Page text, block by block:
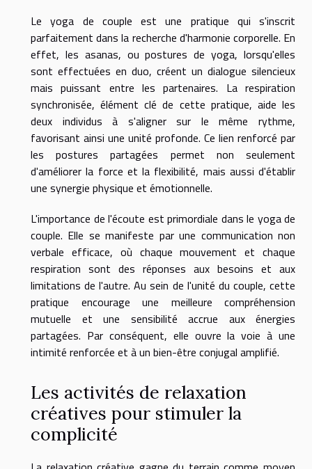
Le yoga de couple est une pratique qui s'inscrit
parfaitement dans la recherche d'harmonie corporelle. En
effet, les asanas, ou postures de yoga, lorsqu'elles
sont effectuées en duo, créent un dialogue silencieux
mais puissant entre les partenaires. La respiration
synchronisée, élément clé de cette pratique, aide les
deux individus à s'aligner sur le même rythme,
favorisant ainsi une unité profonde. Ce lien renforcé par
les postures partagées permet non seulement
d'améliorer la force et la flexibilité, mais aussi d'établir
une synergie physique et émotionnelle.
L'importance de l'écoute est primordiale dans le yoga de
couple. Elle se manifeste par une communication non
verbale efficace, où chaque mouvement et chaque
respiration sont des réponses aux besoins et aux
limitations de l'autre. Au sein de l'unité du couple, cette
pratique encourage une meilleure compréhension
mutuelle et une sensibilité accrue aux énergies
partagées. Par conséquent, elle ouvre la voie à une
intimité renforcée et à un bien-être conjugal amplifié.
Les activités de relaxation
créatives pour stimuler la
complicité